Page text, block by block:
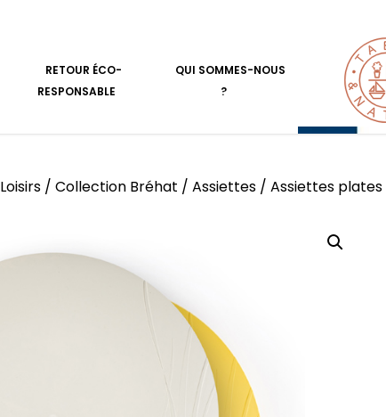
RETOUR ÉCO-
RESPONSABLE
QUI SOMMES-NOUS
?
Loisirs / Collection Bréhat / Assiettes / Assiettes plates